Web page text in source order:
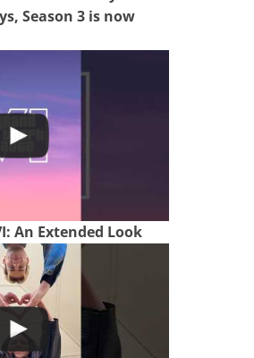
Season 3 is now
An Extended Look